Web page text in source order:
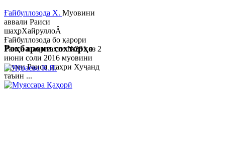
Ғайбуллозода Х. Муовини
аввали Раиси
шаҳрХайруллоÂ
Ғайбуллозода бо қарори
Раиси шаҳр таҳти №281 аз 2
июни соли 2016 муовини
якуми Раиси шаҳри Хуҷанд
таъин ...
Роҳбарони сохторҳо